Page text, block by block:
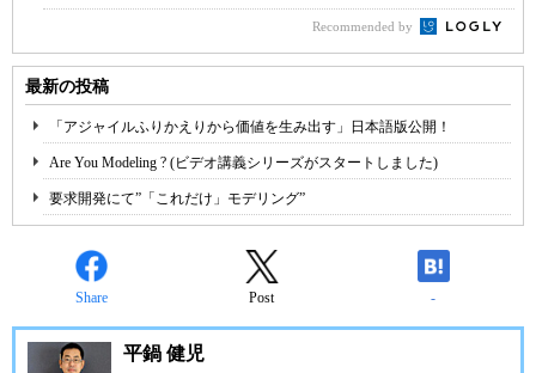
Recommended by
最新の投稿
「アジャイルふりかえりから価値を生み出す」日本語版公開！
Are You Modeling ? (ビデオ講義シリーズがスタートしました)
要求開発にて”「これだけ」モデリング”
Share Post -
平鍋 健児